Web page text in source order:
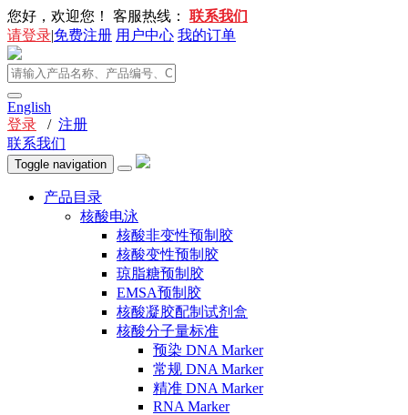
您好，欢迎您！ 客服热线： 联系我们
请登录|免费注册 用户中心 我的订单
English
登录 / 注册
联系我们
Toggle navigation
产品目录
核酸电泳
核酸非变性预制胶
核酸变性预制胶
琼脂糖预制胶
EMSA预制胶
核酸凝胶配制试剂盒
核酸分子量标准
预染 DNA Marker
常规 DNA Marker
精准 DNA Marker
RNA Marker